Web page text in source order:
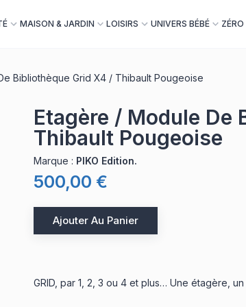
MAISON & JARDIN LOISIRS UNIVERS BÉBÉ
Bibliothèque Grid X4 / Thibault Pougeoise
Etagère / Module De
Thibault Pougeoise
Marque : PIKO Edition.
500,00 €
Ajouter Au Panier
GRID, par 1, 2, 3 ou 4 et plus… Une étagère,